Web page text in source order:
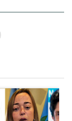
impugnó a
de tendencia con